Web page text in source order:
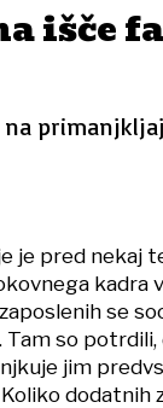
išče
je pred nekaj
kadra
se
so
jim
dodatnih